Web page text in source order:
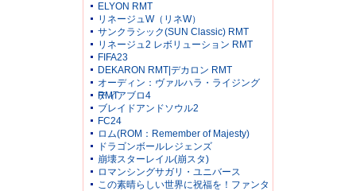
ELYON RMT
リネージュW（リネW）
サンクラシック(SUN Classic) RMT
リネージュ2 レボリューション RMT
FIFA23
DEKARON RMT|デカロン RMT
オーディン：ヴァルハラ・ライジング
RMT
ディアブロ4
ブレイドアンドソウル2
FC24
ロム(ROM：Remember of Majesty)
ドラゴンボールレジェンズ
崩壊スターレイル(崩スタ)
ロマンシングサガリ・ユニバース
この素晴らしい世界に祝福を！ファンタ